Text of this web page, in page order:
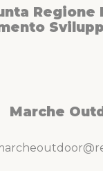
Regione
Marche